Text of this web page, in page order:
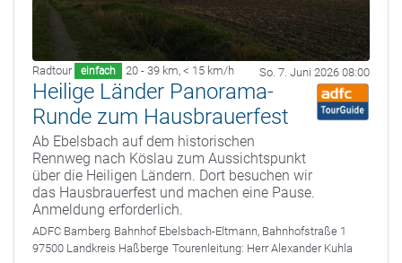
Radtour einfach 20 - 39 km, < 15 km/h So. 7. Juni 2026 08:00
Heilige Länder Panorama-
Runde zum Hausbrauerfest
Ab Ebelsbach auf dem historischen
Rennweg nach Köslau zum Aussichtspunkt
über die Heiligen Ländern. Dort besuchen wir
das Hausbrauerfest und machen eine Pause.
Anmeldung erforderlich.
ADFC Bamberg Bahnhof Ebelsbach-Eltmann, Bahnhofstraße 1
97500 Landkreis Haßberge Tourenleitung: Herr Alexander Kuhla